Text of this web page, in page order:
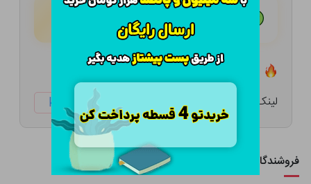
هـر قسط با تــرب‌پــی:۱۷,۳۸۰ تومان
لینک کوتاه: ketabtala.com/sbp-38309
فروشندگان این کالا